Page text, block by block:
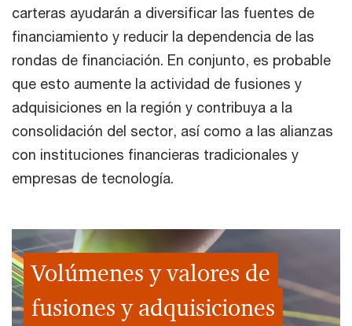
carteras ayudarán a diversificar las fuentes de
financiamiento y reducir la dependencia de las
rondas de financiación. En conjunto, es probable
que esto aumente la actividad de fusiones y
adquisiciones en la región y contribuya a la
consolidación del sector, así como a las alianzas
con instituciones financieras tradicionales y
empresas de tecnología.
Volúmenes y valores de
fusiones y adquisiciones